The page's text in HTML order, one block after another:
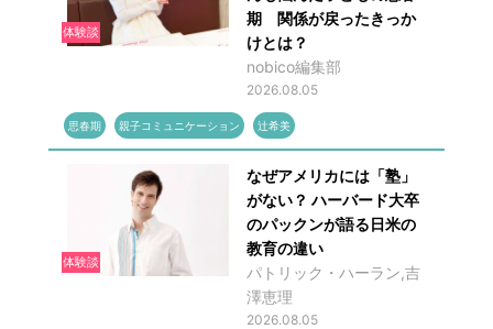
体験談
期 関係が戻ったきっか
けとは？
nobico編集部
2026.08.05
思春期 親子コミュニケーション 辻希美
体験談
なぜアメリカには「塾」
がない？ ハーバード大卒
のパックンが語る日米の
教育の違い
パトリック・ハーラン,吉
澤恵理
2026.08.05